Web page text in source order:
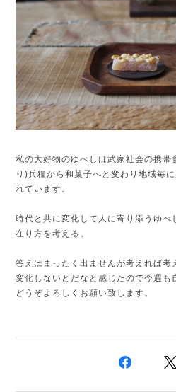
私の大好物のゆべしは武家社会の携帯
り)兵糧から和菓子へと変わり地域毎
れています。
時代と共に変化して人に寄り添うゆべ
在り方を考える。
答えはまったく出ませんが考えれば考
変化しないとだなと感じたので今週も
どうぞよろしくお願い致します。